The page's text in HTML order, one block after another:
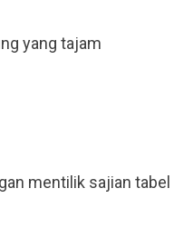
yang tajam
mentilik sajian tabel